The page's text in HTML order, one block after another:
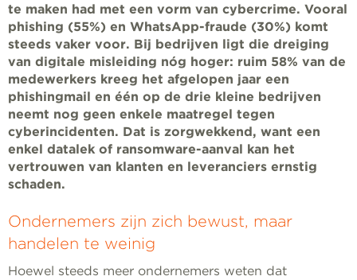
te maken had met een vorm van cybercrime. Vooral
phishing (55%) en WhatsApp-fraude (30%) komt
steeds vaker voor. Bij bedrijven ligt die dreiging
van digitale misleiding nóg hoger: ruim 58% van de
medewerkers kreeg het afgelopen jaar een
phishingmail en één op de drie kleine bedrijven
neemt nog geen enkele maatregel tegen
cyberincidenten. Dat is zorgwekkend, want een
enkel datalek of ransomware-aanval kan het
vertrouwen van klanten en leveranciers ernstig
schaden.
Ondernemers zijn zich bewust, maar
handelen te weinig
Hoewel steeds meer ondernemers weten dat